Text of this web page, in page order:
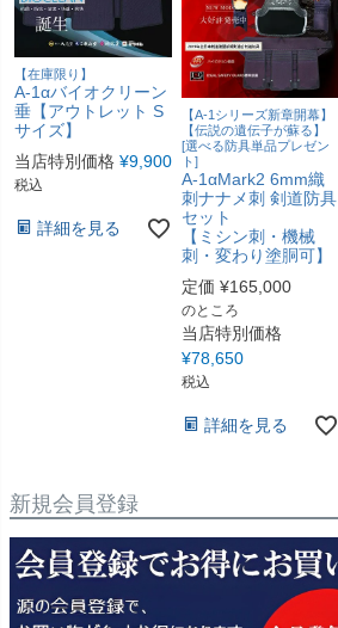
【在庫限り】
A-1αバイオクリーン
垂【アウトレット S
サイズ】
当店特別価格 ¥9,900
税込
詳細を見る
【A-1シリーズ新章開幕】
【伝説の遺伝子が蘇る】
[選べる防具単品プレゼン
ト]
A-1αMark2 6mm織
刺ナナメ刺 剣道防具
セット
【ミシン刺・機械
刺・変わり塗胴可】
定価 ¥165,000
のところ
当店特別価格
¥78,650
税込
詳細を見る
新規会員登録